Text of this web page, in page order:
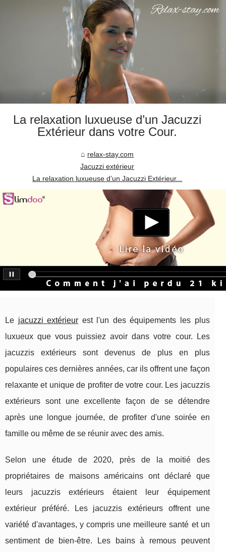
La relaxation luxueuse d’un Jacuzzi
Extérieur dans votre Cour.
relax-stay.com
Jacuzzi extérieur
La relaxation luxueuse d’un Jacuzzi Extérieur...
Le jacuzzi extérieur est l'un des équipements les plus
luxueux que vous puissiez avoir dans votre cour. Les
jacuzzis extérieurs sont devenus de plus en plus
populaires ces dernières années, car ils offrent une façon
relaxante et unique de profiter de votre cour. Les jacuzzis
extérieurs sont une excellente façon de se détendre
après une longue journée, de profiter d'une soirée en
famille ou même de se réunir avec des amis.
Selon une étude de 2020, près de la moitié des
propriétaires de maisons américains ont déclaré que
leurs jacuzzis extérieurs étaient leur équipement
extérieur préféré. Les jacuzzis extérieurs offrent une
variété d'avantages, y compris une meilleure santé et un
sentiment de bien-être. Les bains à remous peuvent